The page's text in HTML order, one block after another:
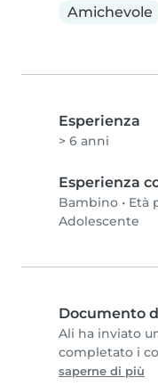
Amichevole
Esperienza
> 6 anni
Esperienza
Bambino • Età
Adolescente
Documento
Ali ha inviato
completato i
saperne di più